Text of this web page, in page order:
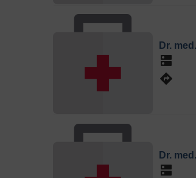
Dr.
dns
directions
Dr.
dns